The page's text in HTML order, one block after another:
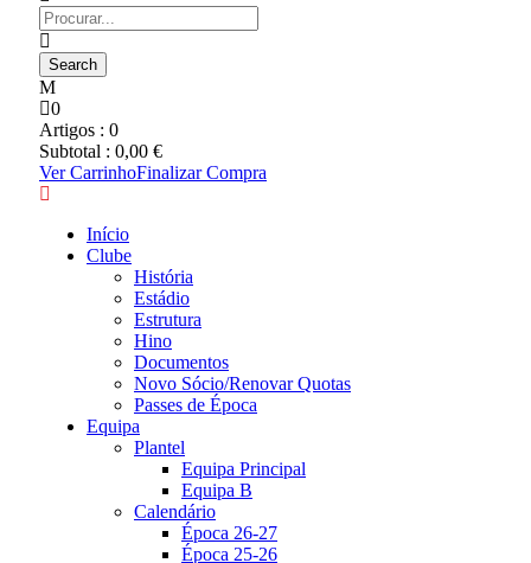
0
Artigos : 0
Subtotal : 0,00 €
Ver CarrinhoFinalizar Compra
Início
Clube
História
Estádio
Estrutura
Hino
Documentos
Novo Sócio/Renovar Quotas
Passes de Época
Equipa
Plantel
Equipa Principal
Equipa B
Calendário
Época 26-27
Época 25-26